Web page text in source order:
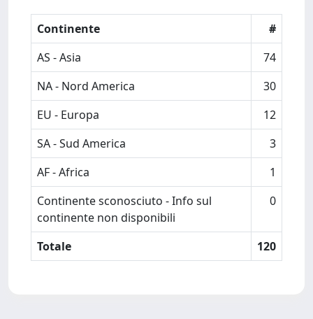
Continente
#
AS - Asia
74
NA - Nord America
30
EU - Europa
12
SA - Sud America
3
AF - Africa
1
Continente sconosciuto - Info sul
continente non disponibili
0
Totale 120